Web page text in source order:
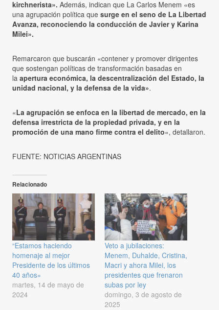
kirchnerista». Además, indican que La Carlos Menem «es
una agrupación política que surge en el seno de La Libertad
Avanza, reconociendo la conducción de Javier y Karina
Milei».
Remarcaron que buscarán «contener y promover dirigentes
que sostengan políticas de transformación basadas en
la apertura económica, la descentralización del Estado, la
unidad nacional, y la defensa de la vida».
«La agrupación se enfoca en la libertad de mercado, en la
defensa irrestricta de la propiedad privada, y en la
promoción de una mano firme contra el delito«, detallaron.
FUENTE: NOTICIAS ARGENTINAS
Relacionado
“Estamos haciendo
homenaje al mejor
Presidente de los últimos
40 años»
martes, 14 de mayo de
2024
Veto a jubilaciones:
Menem, Duhalde, Cristina,
Macri y ahora Milei, los
presidentes que frenaron
subas por ley
domingo, 3 de agosto de
2025